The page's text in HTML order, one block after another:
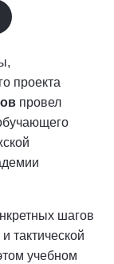
проекта
провел
шагов
тактической
учебном